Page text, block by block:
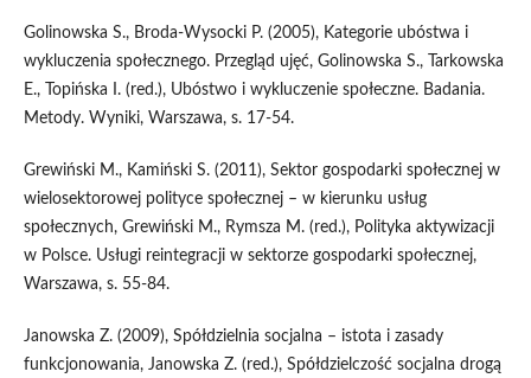
Golinowska S., Broda-Wysocki P. (2005), Kategorie ubóstwa i
wykluczenia społecznego. Przegląd ujęć, Golinowska S., Tarkowska
E., Topińska I. (red.), Ubóstwo i wykluczenie społeczne. Badania.
Metody. Wyniki, Warszawa, s. 17-54.
Grewiński M., Kamiński S. (2011), Sektor gospodarki społecznej w
wielosektorowej polityce społecznej – w kierunku usług
społecznych, Grewiński M., Rymsza M. (red.), Polityka aktywizacji
w Polsce. Usługi reintegracji w sektorze gospodarki społecznej,
Warszawa, s. 55-84.
Janowska Z. (2009), Spółdzielnia socjalna – istota i zasady
funkcjonowania, Janowska Z. (red.), Spółdzielczość socjalna drogą